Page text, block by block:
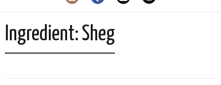
Ingredient: Sheg